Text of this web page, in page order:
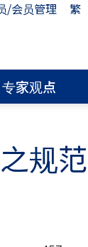
/会员管理 繁
专家观点
规范